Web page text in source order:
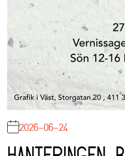
2026-06-24